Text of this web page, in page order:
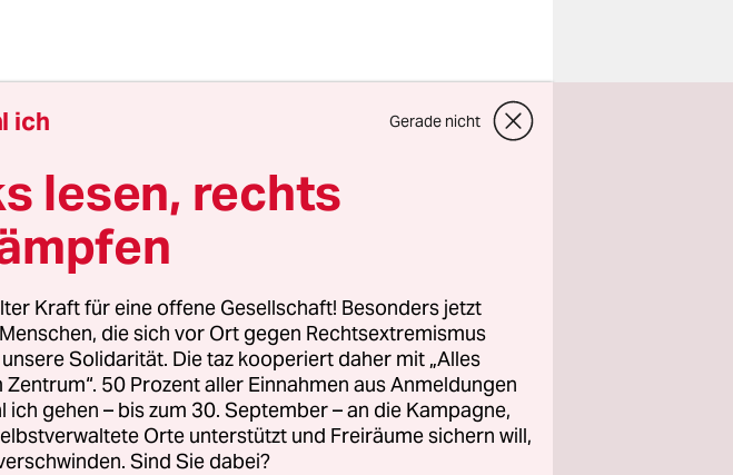
Regierungschef Silvio
wolle er noch, dass das
werde, dann werde
von Giorgio
Berlusconi und Napolitano
im Stabilitätsgesetz
geben. Dabei wolle der
Positionen der politischen Kräfte
hieß es weiter.
ich Gerade nicht
lesen, rechts
Kraft für eine offene Gesellschaft! Besonders jetzt
die sich vor Ort gegen Rechtsextremismus
Solidarität. Die taz kooperiert daher mit „Alles
Zentrum“. 50 Prozent aller Einnahmen aus Anmeldungen
ich gehen – bis zum 30. September – an die Kampagne,
Orte unterstützt und Freiräume sichern will,
Sind Sie dabei?